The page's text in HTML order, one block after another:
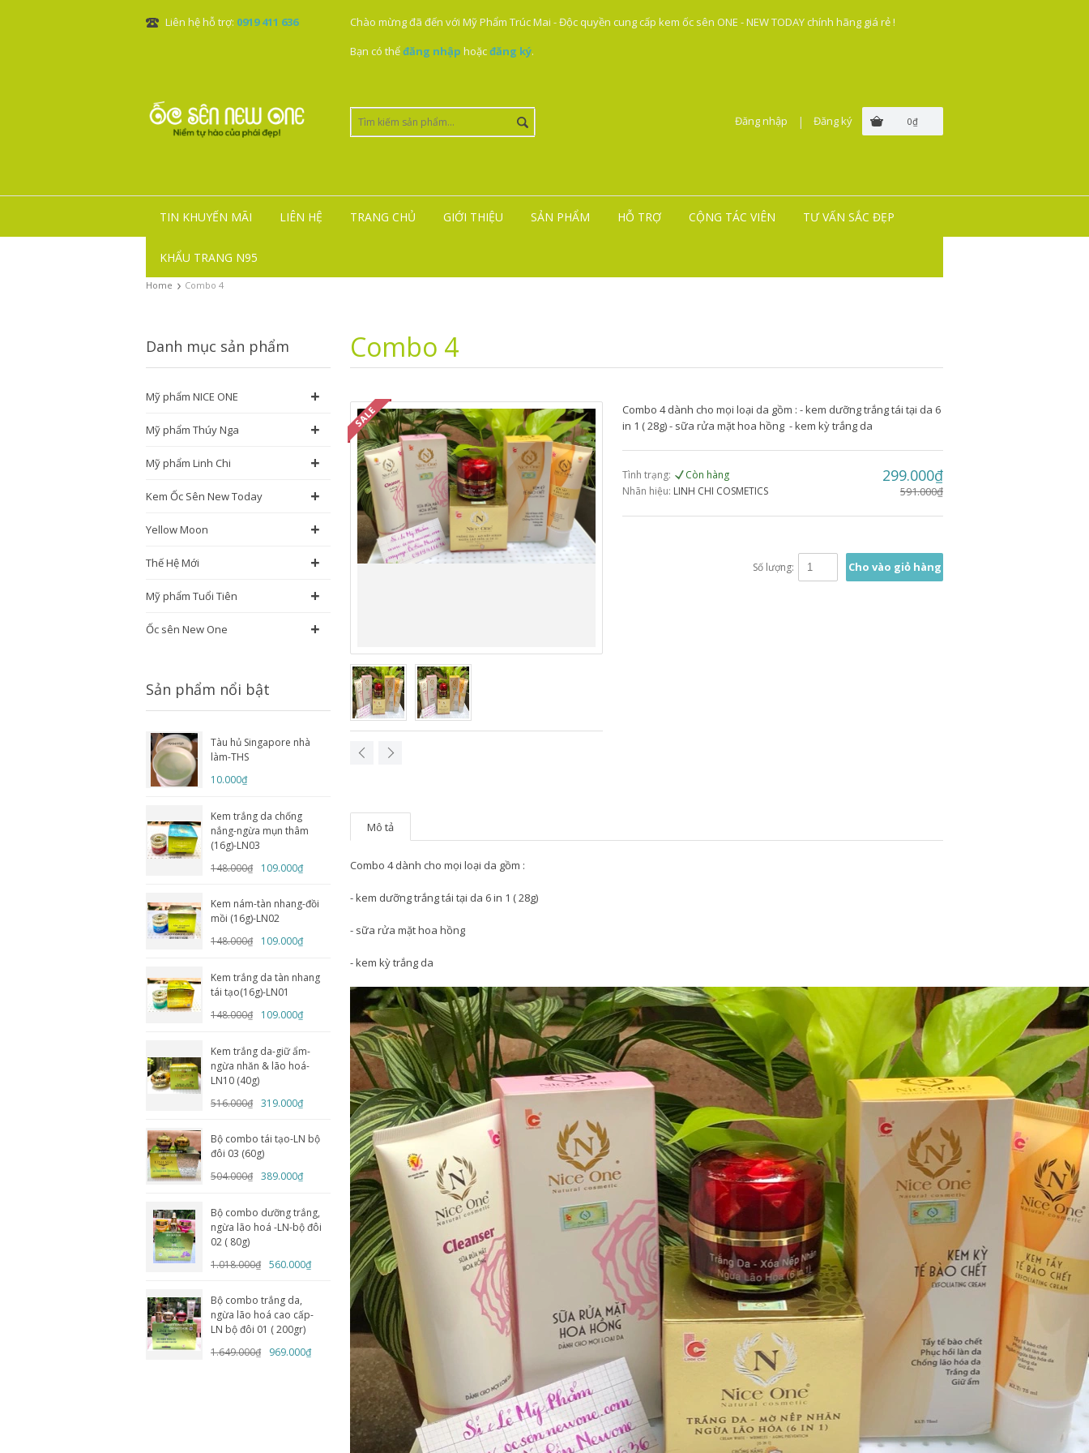
Liên hệ hỗ trợ: 0919 411 636
Chào mừng đã đến với Mỹ Phẩm Trúc Mai - Độc quyền cung cấp kem ốc sên ONE - NEW TODAY chính hãng giá rẻ !
Bạn có thểđăng nhập hoặcđăng ký.
0₫
Đăng nhập | Đăng ký
TIN KHUYẾN MÃI LIÊN HỆ TRANG CHỦ GIỚI THIỆU SẢN PHẨM HỖ TRỢ CỘNG TÁC VIÊN TƯ VẤN SẮC ĐẸP
KHẨU TRANG N95
Home › Combo 4
Combo 4
Combo 4 dành cho mọi loại da gồm : - kem dưỡng trắng tái tại da 6
in 1 ( 28g) - sữa rửa mặt hoa hồng - kem kỳ trắng da
Tình trạng:
Còn hàng
Nhãn hiệu: LINH CHI COSMETICS
299.000₫
591.000₫
Cho vào giỏ hàng
Số lượng:
Mô tả
Combo 4 dành cho mọi loại da gồm :
- kem dưỡng trắng tái tại da 6 in 1 ( 28g)
- sữa rửa mặt hoa hồng
- kem kỳ trắng da
Danh mục sản phẩm
Mỹ phẩm NICE ONE +
Mỹ phẩm Thúy Nga +
Mỹ phẩm Linh Chi +
Kem Ốc Sên New Today +
Yellow Moon +
Thế Hệ Mới +
Mỹ phẩm Tuổi Tiên +
Ốc sên New One +
Sản phẩm nổi bật
Tàu hủ Singapore nhà
làm-THS
10.000₫
Kem trắng da chống
nắng-ngừa mụn thâm
(16g)-LN03
148.000₫
109.000₫
Kem nám-tàn nhang-đồi
mồi (16g)-LN02
148.000₫
109.000₫
Kem trắng da tàn nhang
tái tạo(16g)-LN01
148.000₫
109.000₫
Kem trắng da-giữ ẩm-
ngừa nhăn & lão hoá-
LN10 (40g)
516.000₫ 319.000₫
Bộ combo tái tạo-LN bộ
đôi 03 (60g)
504.000₫ 389.000₫
Bộ combo dưỡng trắng,
ngừa lão hoá -LN-bộ đôi
02 ( 80g)
1.018.000₫ 560.000₫
Bộ combo trắng da,
ngừa lão hoá cao cấp-
LN bộ đôi 01 ( 200gr)
1.649.000₫
969.000₫